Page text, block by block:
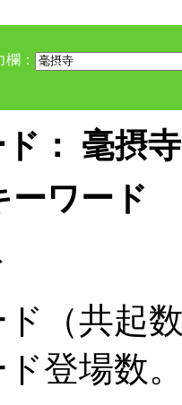
：
： 毫摂
ーワード
（共起
登場数